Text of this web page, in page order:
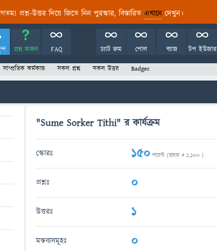
প্রশ্ন-উত্তর দিয়ে জিতে নিন পুরস্কার, বিস্তারিত এখানেদেখুন।
প্রশ্ন করুন FAQ টপ ইউজার
ব্যাজ
পোল
চ্যাট রুম
সাম্প্রতিক কর্মকান্ড সকল প্রশ্ন সকল উত্তর Badges
"Sume Sorker Tithi" র কার্যক্রম
স্কোরঃ 150 পয়েন্ট (র‌্যাংক #1,100 )
প্রশ্নঃ 0
উত্তরঃ 1
মন্তব্যসমূহঃ 0